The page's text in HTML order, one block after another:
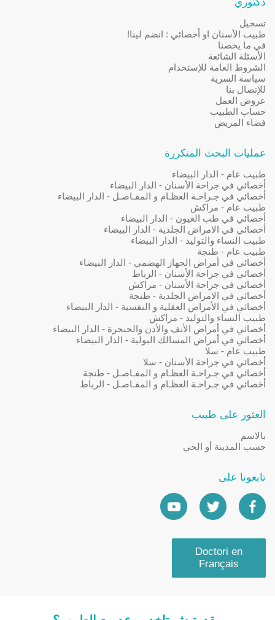
تسجيل
طبيب الأسنان او أخصائي : انضم لينا!
في ما يخصنا
الأسئلة الشائعة
الشروط العامة للإستخدام
سياسة السرية
للإتصال بنا
عروض العمل
حساب الطبيب
فضاء المريض
عمليات البحث المتكررة
طبيب عام - الدار البيضاء
أخصائي في جراحة الأسنان - الدار البيضاء
أخصائي في جـراحـة العظـام و المفـاصـل - الدار البيضاء
طبيب عام - مراكش
أخصائي في طب العيون - الدار البيضاء
أخصائي في الامراض الجلدية - الدار البيضاء
طبيب النساء والتوليد - الدار البيضاء
طبيب عام - طنجة
أخصائي في أمراض الجهاز الهضمي - الدار البيضاء
أخصائي في جراحة الأسنان - الرباط
أخصائي في جراحة الأسنان - مراكش
أخصائي في الامراض الجلدية - طنجة
أخصائي في الأمراض العقلية و النفسية - الدار البيضاء
طبيب النساء والتوليد - مراكش
أخصائي في أمراض الأنف والأذن والحنجرة - الدار البيضاء
أخصائي في أمراض المسالك البولية - الدار البيضاء
طبيب عام - سلا
أخصائي في جراحة الأسنان - سلا
أخصائي في جـراحـة العظـام و المفـاصـل - طنجة
أخصائي في جـراحـة العظـام و المفـاصـل - الرباط
العثور على طبيب
بالاسم
حسب المدينة أو الحي
تابعونا على
Doctori en
Français